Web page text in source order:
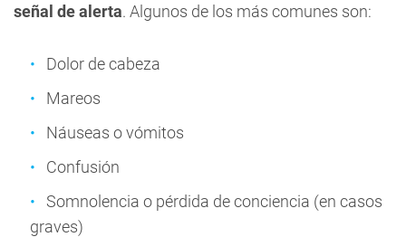
señal de alerta. Algunos de los más comunes son:
Dolor de cabeza
Mareos
Náuseas o vómitos
Confusión
Somnolencia o pérdida de conciencia (en casos
graves)